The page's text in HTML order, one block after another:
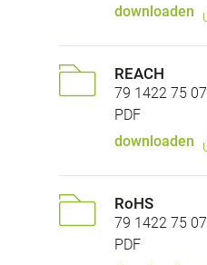
downloaden
REACH
79 1422 75 07
PDF
downloaden
RoHS
79 1422 75 07
PDF